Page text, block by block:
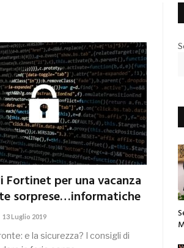
Fortinet per una vacanza
sorprese…informatiche
13 Luglio 2019
e la sicurezza? I consigli di